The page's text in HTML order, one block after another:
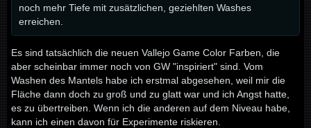
noch mehr Tiefe mit zusätzlichen, geziehlten Washes
erreichen.
Es sind tatsächlich die neuen Vallejo Game Color Farben, die
aber scheinbar immer noch von GW "inspiriert" sind. Vom
Washen des Mantels habe ich erstmal abgesehen, weil mir die
Fläche dann doch zu groß und zu glatt war und ich Angst hatte,
es zu übertreiben. Wenn ich die anderen auf dem Niveau habe,
kann ich einen davon für Experimente riskieren.